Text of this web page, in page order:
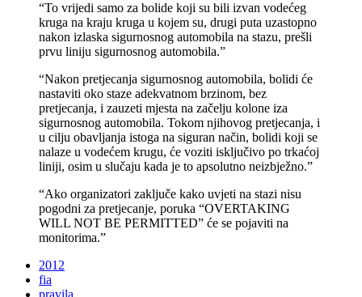
“To vrijedi samo za bolide koji su bili izvan vodećeg
kruga na kraju kruga u kojem su, drugi puta uzastopno
nakon izlaska sigurnosnog automobila na stazu, prešli
prvu liniju sigurnosnog automobila.”
“Nakon pretjecanja sigurnosnog automobila, bolidi će
nastaviti oko staze adekvatnom brzinom, bez
pretjecanja, i zauzeti mjesta na začelju kolone iza
sigurnosnog automobila. Tokom njihovog pretjecanja, i
u cilju obavljanja istoga na siguran način, bolidi koji se
nalaze u vodećem krugu, će voziti isključivo po trkaćoj
liniji, osim u slučaju kada je to apsolutno neizbježno.”
“Ako organizatori zaključe kako uvjeti na stazi nisu
pogodni za pretjecanje, poruka “OVERTAKING
WILL NOT BE PERMITTED” će se pojaviti na
monitorima.”
2012
fia
pravila